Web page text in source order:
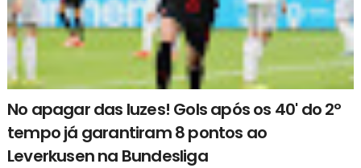
No apagar das luzes! Gols após os 40' do 2º
tempo já garantiram 8 pontos ao
Leverkusen na Bundesliga